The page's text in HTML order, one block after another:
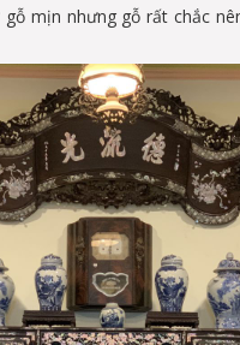
mịn nhưng gỗ rất chắc